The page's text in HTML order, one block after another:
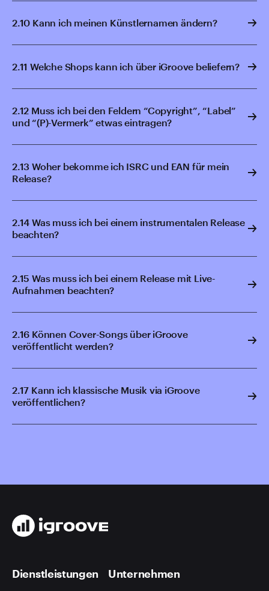
2.10 Kann ich meinen Künstlernamen ändern?
2.11 Welche Shops kann ich über iGroove beliefern?
2.12 Muss ich bei den Feldern “Copyright”, “Label”
und “(P)-Vermerk” etwas eintragen?
2.13 Woher bekomme ich ISRC und EAN für mein
Release?
2.14 Was muss ich bei einem instrumentalen Release
beachten?
2.15 Was muss ich bei einem Release mit Live-
Aufnahmen beachten?
2.16 Können Cover-Songs über iGroove
veröffentlicht werden?
2.17 Kann ich klassische Musik via iGroove
veröffentlichen?
Dienstleistungen Unternehmen